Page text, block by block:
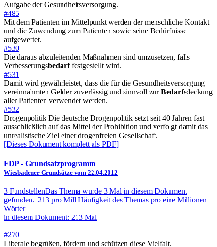
Aufgabe der Gesundheitsversorgung.
#485
Mit dem Patienten im Mittelpunkt werden der menschliche Kontakt
und die Zuwendung zum Patienten sowie seine Bedürfnisse
aufgewertet.
#530
Die daraus abzuleitenden Maßnahmen sind umzusetzen, falls
Verbesserungsbedarffestgestellt wird.
#531
Damit wird gewährleistet, dass die für die Gesundheitsversorgung
vereinnahmten Gelder zuverlässig und sinnvoll zurBedarfsdeckung
aller Patienten verwendet werden.
#532
Drogenpolitik Die deutsche Drogenpolitik setzt seit 40 Jahren fast
ausschließlich auf das Mittel der Prohibition und verfolgt damit das
unrealistische Ziel einer drogenfreien Gesellschaft.
[Dieses Dokument komplett als PDF]
FDP- Grundsatzprogramm
Wiesbadener Grundsätze vom 22.04.2012
3 FundstellenDas Thema wurde 3 Mal in diesem Dokument
gefunden.| 213 pro Mill.Häufigkeit des Themas pro eine Millionen
Wörter
in diesem Dokument: 213 Mal
#270
Liberale begrüßen, fördern und schützen diese Vielfalt.